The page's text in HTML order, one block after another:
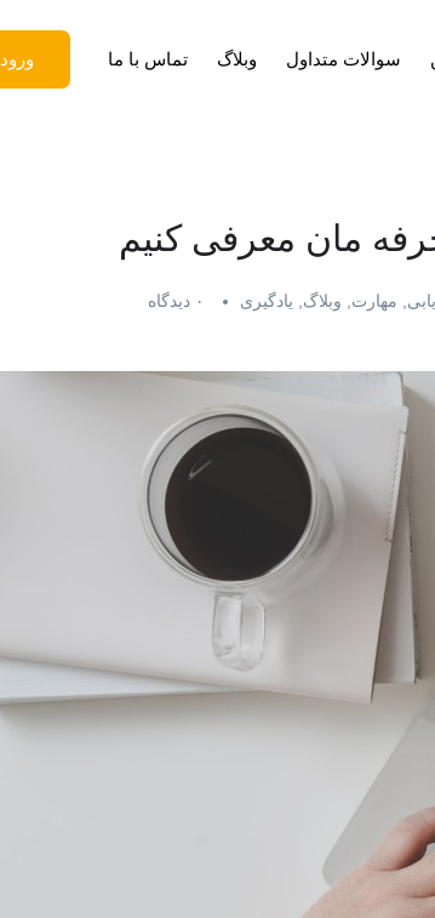
سوالات متداول وبلاگ تماس با ما ورود
مان معرفی کنیم
مهارت وبلاگ یادگیری ۰ دیدگاه